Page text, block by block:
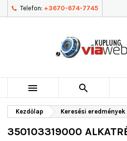
Telefon: +3670-674-7745
 
Kezdőlap Keresési eredmények
350103319000